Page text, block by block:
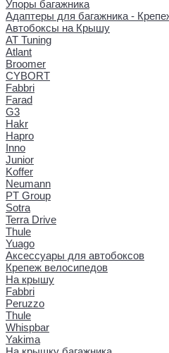
Упоры багажника
Адаптеры для багажника -
Автобоксы на Крышу
AT Tuning
Atlant
Broomer
CYBORT
Fabbri
Farad
G3
Hakr
Hapro
Inno
Junior
Koffer
Neumann
PT Group
Sotra
Terra Drive
Thule
Yuago
Аксессуары для автобоксов
Крепеж велосипедов
На крышу
Fabbri
Peruzzo
Thule
Whispbar
Yakima